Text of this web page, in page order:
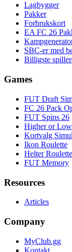
Lagbygger
Pakker
Forbrukskort
EA FC 26
SBC-er med
Billigste
Games
FUT Draft
FC 26 Pack
FUT Spins 26
Higher or
Kortvalg
Ikon Roulette
Helter Roulette
FUT Memory
Resources
Articles
Company
MyClub.gg
Kontakt